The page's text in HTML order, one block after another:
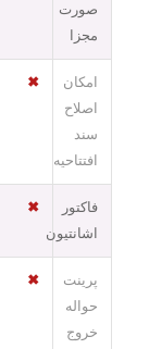
صورت
مجزا
امکان
اصلاح
سند
افتتاحیه
✖
فاکتور
اشانتیون
✖
پرینت
حواله
خروج
✖